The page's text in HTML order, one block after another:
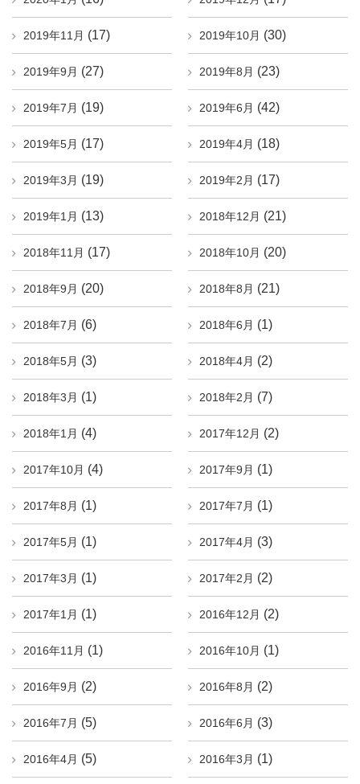
2019年11月 (17) 2019年10月 (30)
2019年9月 (27) 2019年8月 (23)
2019年7月 (19) 2019年6月 (42)
2019年5月 (17) 2019年4月 (18)
2019年3月 (19) 2019年2月 (17)
2019年1月 (13) 2018年12月 (21)
2018年11月 (17) 2018年10月 (20)
2018年9月 (20) 2018年8月 (21)
2018年7月 (6) 2018年6月 (1)
2018年5月 (3) 2018年4月 (2)
2018年3月 (1) 2018年2月 (7)
2018年1月 (4) 2017年12月 (2)
2017年10月 (4) 2017年9月 (1)
2017年8月 (1) 2017年7月 (1)
2017年5月 (1) 2017年4月 (3)
2017年3月 (1) 2017年2月 (2)
2017年1月 (1) 2016年12月 (2)
2016年11月 (1) 2016年10月 (1)
2016年9月 (2) 2016年8月 (2)
2016年7月 (5) 2016年6月 (3)
2016年4月 (5) 2016年3月 (1)